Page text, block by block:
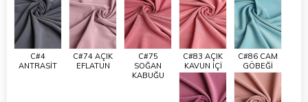
C#4
ANTRASİT
C#74 AÇIK
EFLATUN
C#75
SOĞAN
KABUĞU
C#83 AÇIK
KAVUN İÇİ
C#86 CAM
GÖBEĞİ